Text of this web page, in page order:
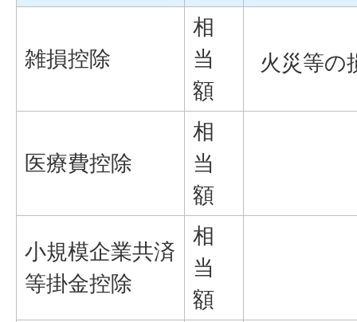
雑損控除
相
当
額
火災等の
医療費控除
相
当
額
小規模企業共済
等掛金控除
相
当
額